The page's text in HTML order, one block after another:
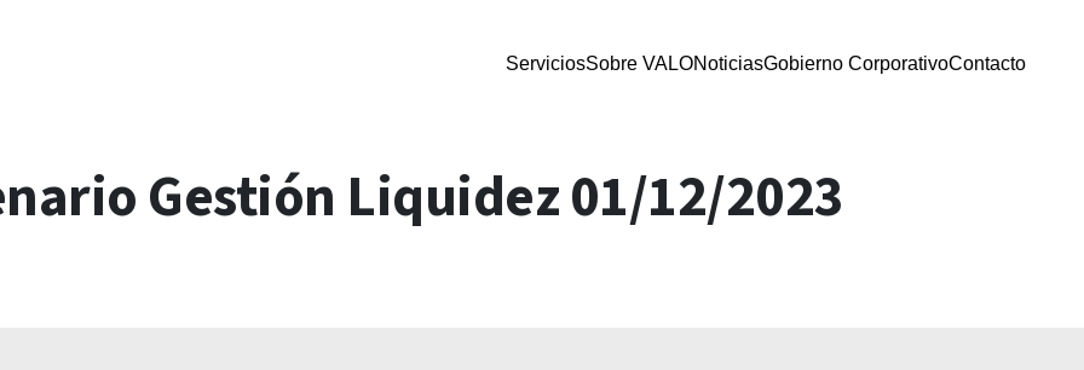
ServiciosSobre VALONoticiasGobierno CorporativoContacto
Gestión Liquidez 01/12/2023